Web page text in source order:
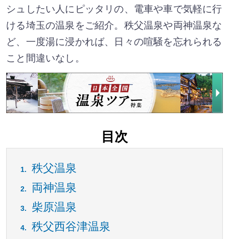
シュしたい人にピッタリの、電車や車で気軽に行
ける埼玉の温泉をご紹介。秩父温泉や両神温泉な
ど、一度湯に浸かれば、日々の喧騒を忘れられる
こと間違いなし。
目次
秩父温泉
両神温泉
柴原温泉
秩父西谷津温泉